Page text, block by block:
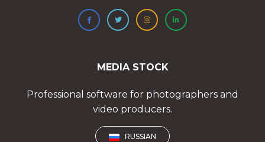
MEDIA STOCK
Professional software for photographers and
video producers.
RUSSIAN